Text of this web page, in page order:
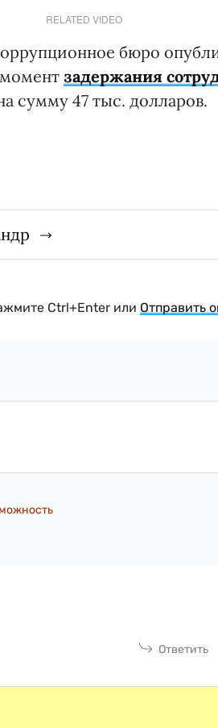
RELATED VIDEO
бюро
задержания
сумму 47 тыс. долларов.
Ctrl+Enter или Отправить
Ответить